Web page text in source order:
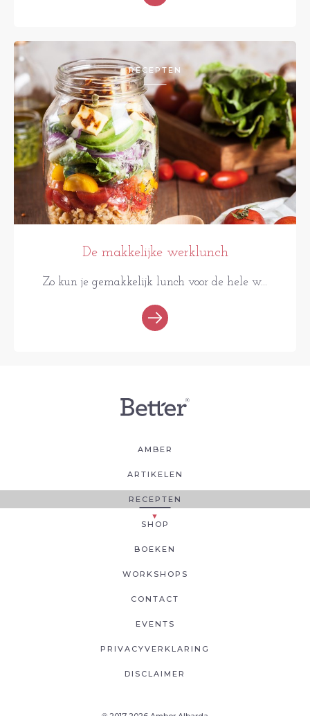
RECEPTEN
De makkelijke werklunch
Zo kun je gemakkelijk lunch voor de hele w...
AMBER
ARTIKELEN
RECEPTEN
SHOP
BOEKEN
WORKSHOPS
CONTACT
EVENTS
PRIVACYVERKLARING
DISCLAIMER